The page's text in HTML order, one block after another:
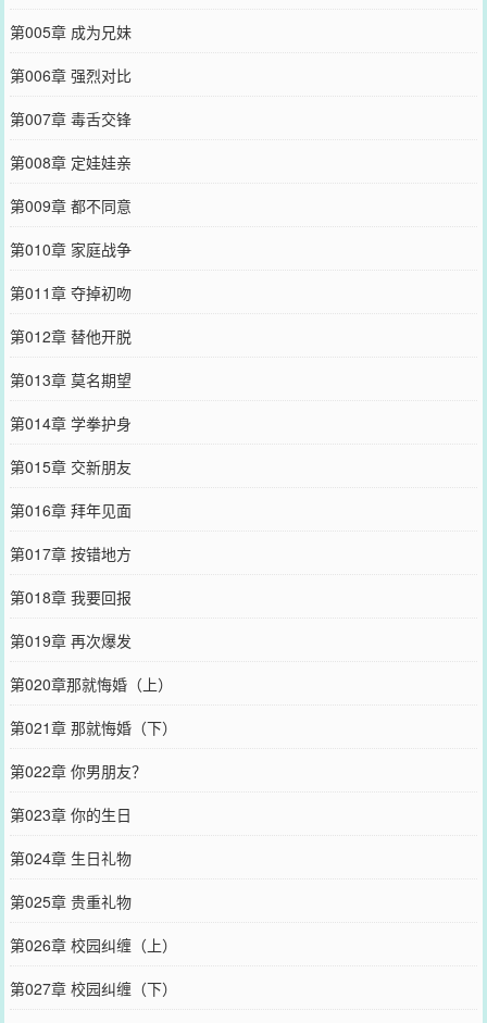
第005章 成为兄妹
第006章 强烈对比
第007章 毒舌交锋
第008章 定娃娃亲
第009章 都不同意
第010章 家庭战争
第011章 夺掉初吻
第012章 替他开脱
第013章 莫名期望
第014章 学拳护身
第015章 交新朋友
第016章 拜年见面
第017章 按错地方
第018章 我要回报
第019章 再次爆发
第020章那就悔婚（上）
第021章 那就悔婚（下）
第022章 你男朋友？
第023章 你的生日
第024章 生日礼物
第025章 贵重礼物
第026章 校园纠缠（上）
第027章 校园纠缠（下）